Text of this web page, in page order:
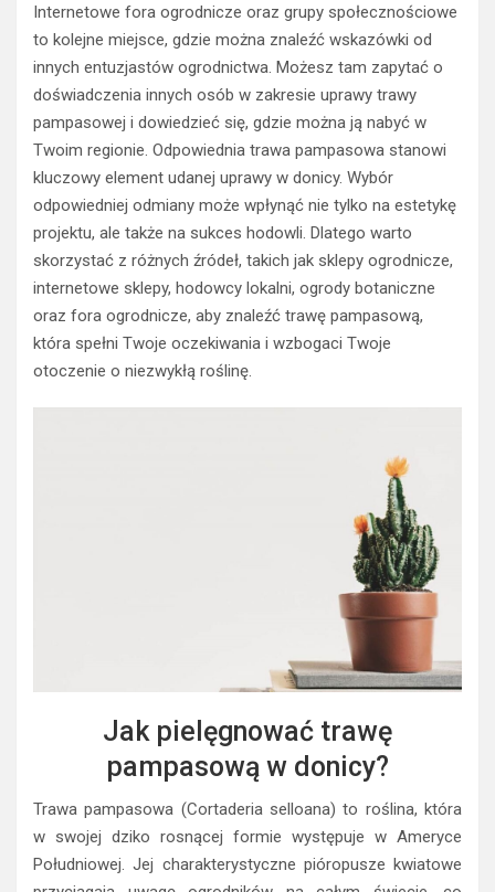
Internetowe fora ogrodnicze oraz grupy społecznościowe
to kolejne miejsce, gdzie można znaleźć wskazówki od
innych entuzjastów ogrodnictwa. Możesz tam zapytać o
doświadczenia innych osób w zakresie uprawy trawy
pampasowej i dowiedzieć się, gdzie można ją nabyć w
Twoim regionie. Odpowiednia trawa pampasowa stanowi
kluczowy element udanej uprawy w donicy. Wybór
odpowiedniej odmiany może wpłynąć nie tylko na estetykę
projektu, ale także na sukces hodowli. Dlatego warto
skorzystać z różnych źródeł, takich jak sklepy ogrodnicze,
internetowe sklepy, hodowcy lokalni, ogrody botaniczne
oraz fora ogrodnicze, aby znaleźć trawę pampasową,
która spełni Twoje oczekiwania i wzbogaci Twoje
otoczenie o niezwykłą roślinę.
Jak pielęgnować trawę
pampasową w donicy?
Trawa pampasowa (Cortaderia selloana) to roślina, która
w swojej dziko rosnącej formie występuje w Ameryce
Południowej. Jej charakterystyczne pióropusze kwiatowe